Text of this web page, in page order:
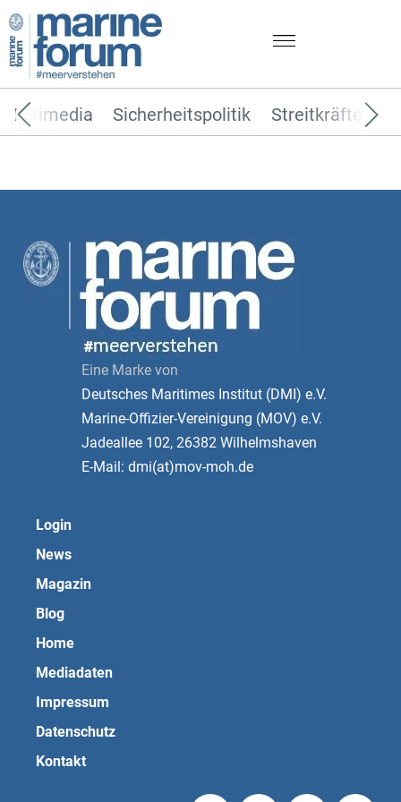
Sicherheitspolitik Streitkräfte
Multimedia
Eine Marke von
Deutsches Maritimes Institut (DMI) e.V.
Marine-Offizier-Vereinigung (MOV) e.V.
Jadeallee 102, 26382 Wilhelmshaven
E-Mail: dmi(at)mov-moh.de
Login
News
Magazin
Blog
Home
Mediadaten
Impressum
Datenschutz
Kontakt